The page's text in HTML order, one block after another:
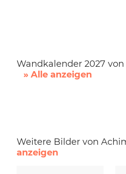
Wandkalender 2027
» Alle anzeigen
Weitere Bilder von
anzeigen